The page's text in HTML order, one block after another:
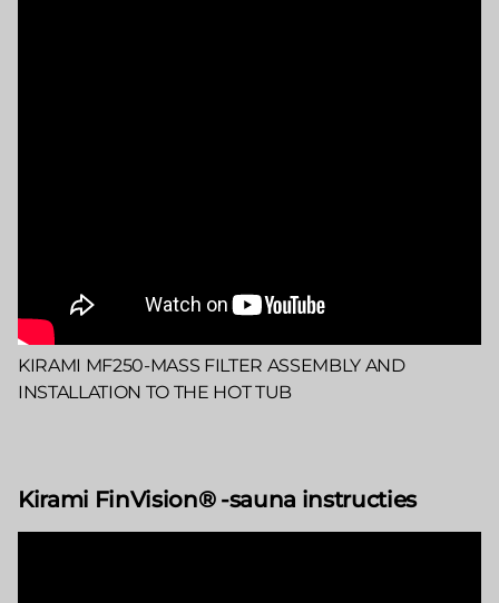
KIRAMI MF250-MASS FILTER ASSEMBLY AND
INSTALLATION TO THE HOT TUB
Kirami FinVision® -sauna instructies